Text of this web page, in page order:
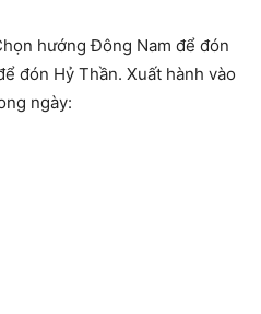
hướng Đông Nam để đón
đón Hỷ Thần. Xuất hành vào
ngày: